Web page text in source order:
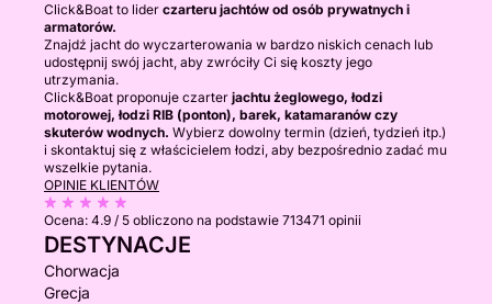
Click&Boat to lider czarteru jachtów od osób prywatnych i
armatorów.
Znajdź jacht do wyczarterowania w bardzo niskich cenach lub
udostępnij swój jacht, aby zwróciły Ci się koszty jego
utrzymania.
Click&Boat proponuje czarter jachtu żeglowego, łodzi
motorowej, łodzi RIB (ponton), barek, katamaranów czy
skuterów wodnych. Wybierz dowolny termin (dzień, tydzień itp.)
i skontaktuj się z właścicielem łodzi, aby bezpośrednio zadać mu
wszelkie pytania.
OPINIE KLIENTÓW
Ocena: 4.9 / 5 obliczono na podstawie 713471 opinii
DESTYNACJE
Chorwacja
Grecja